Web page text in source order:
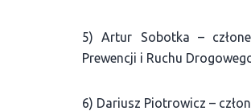
5) Artur Sobotka –
Prewencji i Ruchu
6) Dariusz Piotrowicz –